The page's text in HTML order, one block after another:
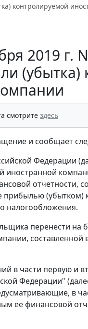
контролируемой
2019 г.
(убытка)
смотрите здесь
и сообщает
Федерации
отчетности,
(убытком)
налогообложения.
перенести
составленной
в части первую и
Федерации"
в
ее финансовой